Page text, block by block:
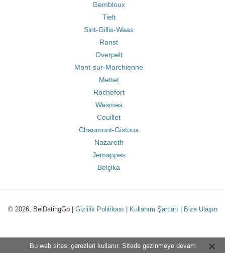
Gembloux
Tielt
Sint-Gillis-Waas
Ranst
Overpelt
Mont-sur-Marchienne
Mettet
Rochefort
Wasmes
Couillet
Chaumont-Gistoux
Nazareth
Jemappes
Belçika
© 2026, BelDatingGo | Gizlilik Politikası Kullanım Şartları Bize Ulaşın
Bu web sitesi çerezleri kullanır. Sitede gezinmeye devam